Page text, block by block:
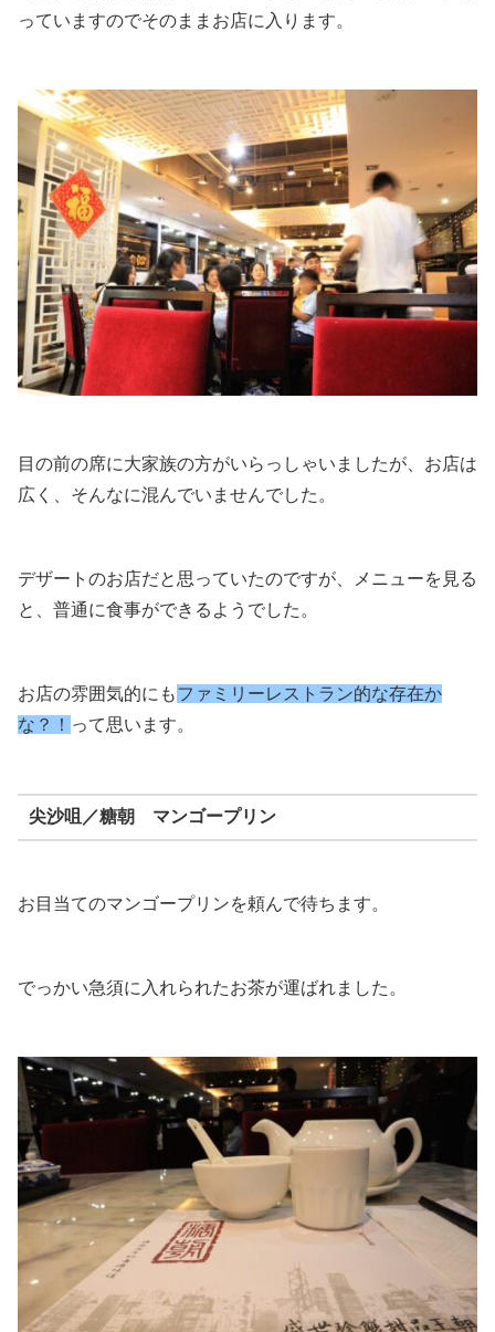
っていますのでそのままお店に入ります。
目の前の席に大家族の方がいらっしゃいましたが、お店は
広く、そんなに混んでいませんでした。
デザートのお店だと思っていたのですが、メニューを見る
と、普通に食事ができるようでした。
お店の雰囲気的にもファミリーレストラン的な存在か
な？！ って思います。
尖沙咀／糖朝 マンゴープリン
お目当てのマンゴープリンを頼んで待ちます。
でっかい急須に入れられたお茶が運ばれました。